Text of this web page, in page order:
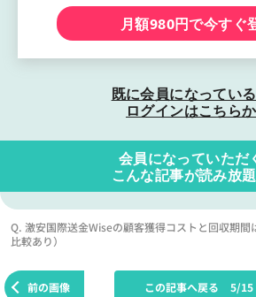
月額980円で今すぐ
既に会員になってい
ログインはこちら
会員になっていただ
こんな記事が読み放
Q. 激安国際送金Wiseの顧客獲得コストと回収期
比較あり）
前の画像 この記事へ戻る 5/15